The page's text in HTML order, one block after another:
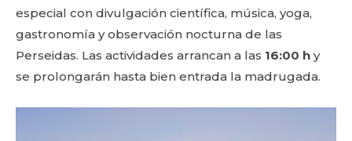
especial con divulgación científica, música, yoga,
gastronomía y observación nocturna de las
Perseidas. Las actividades arrancan a las 16:00 h y
se prolongarán hasta bien entrada la madrugada.